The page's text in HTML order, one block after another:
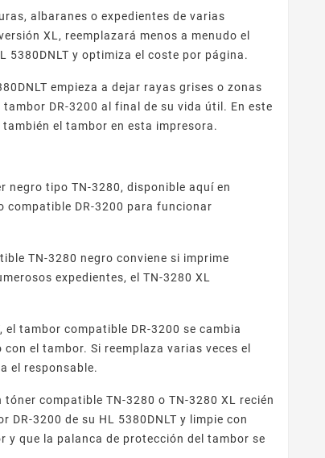
albaranes o expedientes de varias
XL, reemplazará menos a menudo el
5380DNLT y optimiza el coste por página.
empieza a dejar rayas grises o zonas
DR-3200 al final de su vida útil. En este
el tambor en esta impresora.
negro tipo TN-3280, disponible aquí en
compatible DR-3200 para funcionar
TN-3280 negro conviene si imprime
expedientes, el TN-3280 XL
el tambor compatible DR-3200 se cambia
el tambor. Si reemplaza varias veces el
el responsable.
tóner compatible TN-3280 o TN-3280 XL recién
3200 de su HL 5380DNLT y limpie con
y que la palanca de protección del tambor se